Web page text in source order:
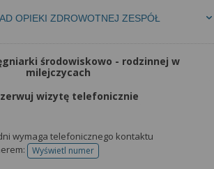
OPIEKI ZDROWOTNEJ ZESPÓŁ
środowiskowo - rodzinnej w
milejczycach
wizytę telefonicznie
wymaga telefonicznego kontaktu
Wyświetl numertelefonu do rejestracji